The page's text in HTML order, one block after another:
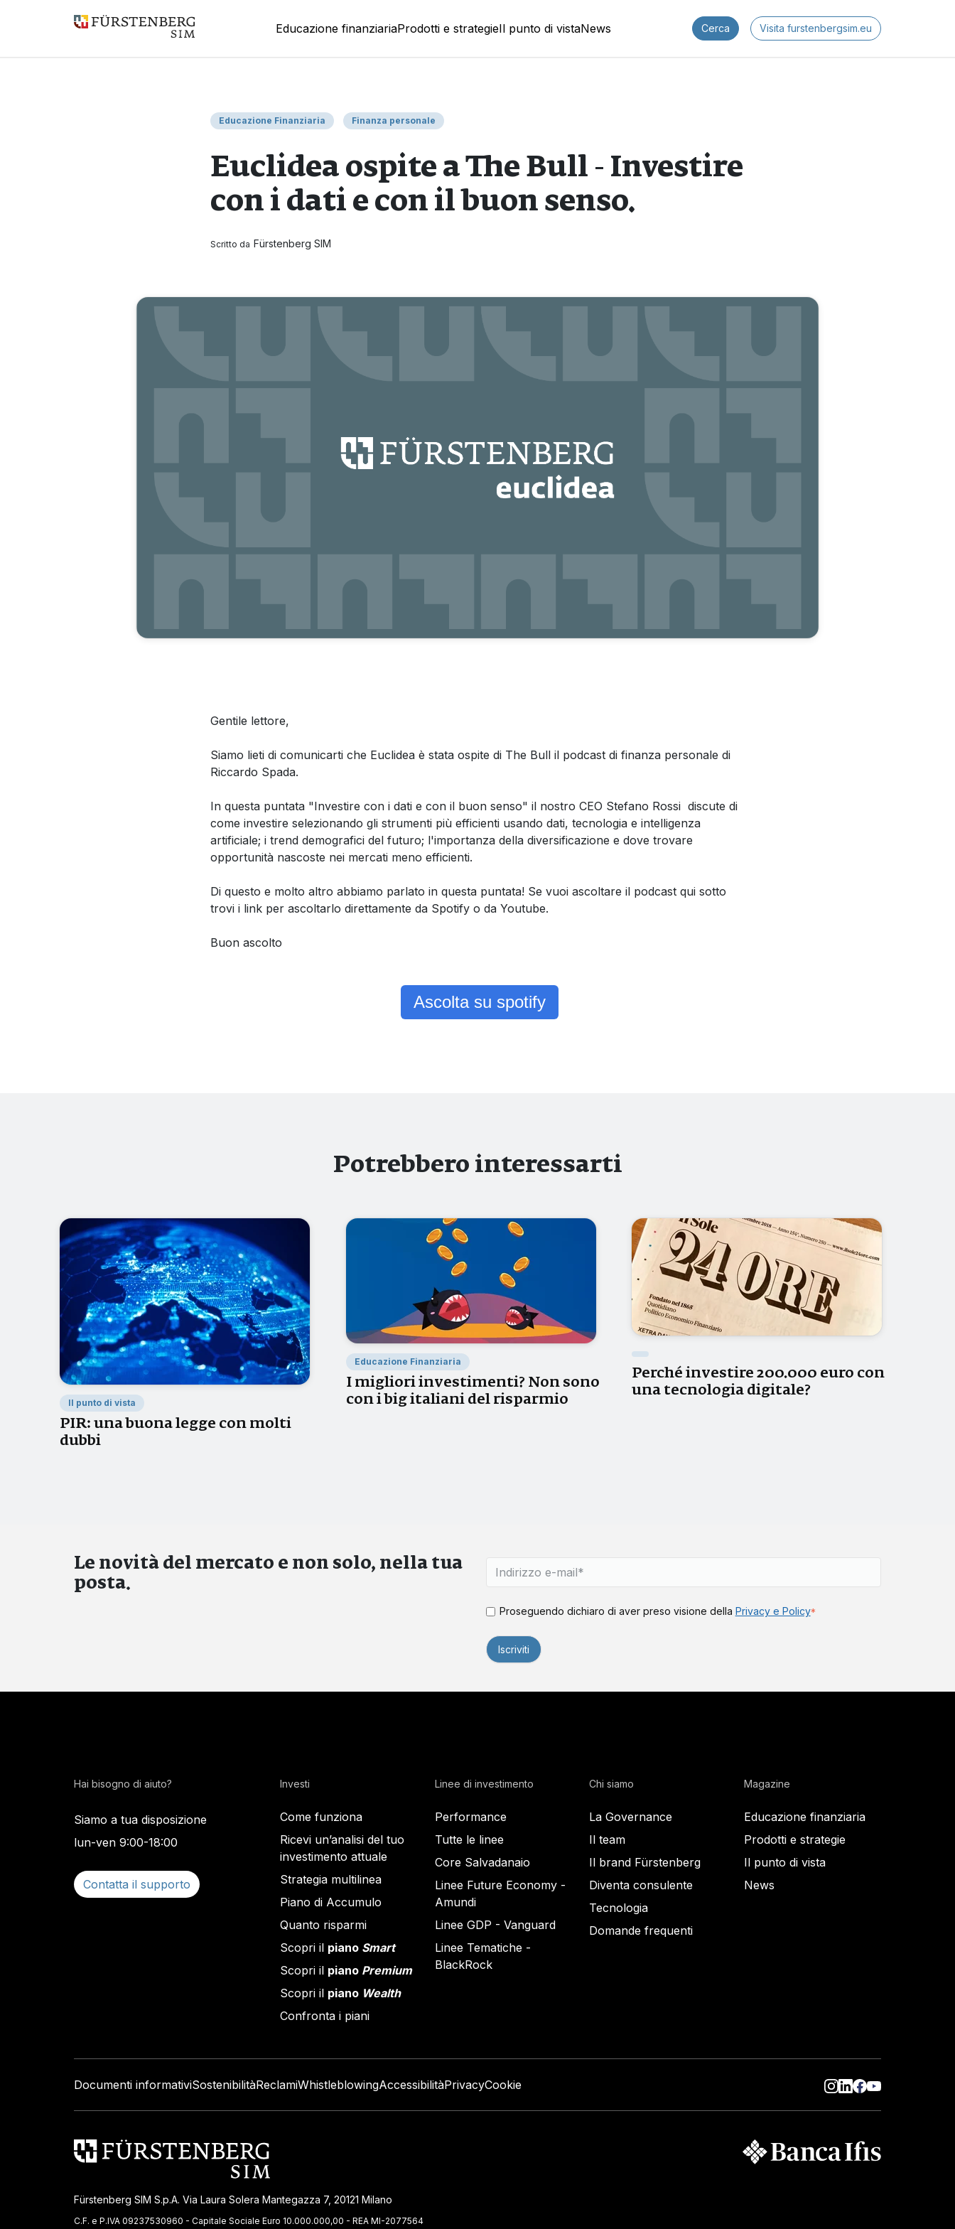
Educazione finanziariaProdotti e strategieIl punto di vistaNews Cerca Visita furstenbergsim.eu
Educazione Finanziaria Finanza personale
Euclidea ospite a The Bull - Investire
con i dati e con il buon senso.
Scritto da Fürstenberg SIM
Gentile lettore,
Siamo lieti di comunicarti che Euclidea è stata ospite di The Bull il podcast di finanza personale di
Riccardo Spada.
In questa puntata "Investire con i dati e con il buon senso" il nostro CEO Stefano Rossi discute di
come investire selezionando gli strumenti più efficienti usando dati, tecnologia e intelligenza
artificiale; i trend demografici del futuro; l'importanza della diversificazione e dove trovare
opportunità nascoste nei mercati meno efficienti.
Di questo e molto altro abbiamo parlato in questa puntata! Se vuoi ascoltare il podcast qui sotto
trovi i link per ascoltarlo direttamente da Spotify o da Youtube.
Buon ascolto
Ascolta su spotify
Potrebbero interessarti
Il punto di vista
PIR: una buona legge con molti
dubbi
Educazione Finanziaria
I migliori investimenti? Non sono
con i big italiani del risparmio
Perché investire 200.000 euro con
una tecnologia digitale?
Le novità del mercato e non solo, nella tua
posta.
Proseguendo dichiaro di aver preso visione della Privacy e Policy*
Hai bisogno di aiuto?
Siamo a tua disposizione
lun-ven 9:00-18:00
Contatta il supporto
Investi
Come funziona
Ricevi un’analisi del tuo
investimento attuale
Strategia multilinea
Piano di Accumulo
Quanto risparmi
Scopri il piano Smart
Scopri il piano Premium
Scopri il piano Wealth
Confronta i piani
Linee di investimento
Performance
Tutte le linee
Core Salvadanaio
Linee Future Economy -
Amundi
Linee GDP - Vanguard
Linee Tematiche -
BlackRock
Chi siamo
La Governance
Il team
Il brand Fürstenberg
Diventa consulente
Tecnologia
Domande frequenti
Magazine
Educazione finanziaria
Prodotti e strategie
Il punto di vista
News
Documenti informativiSostenibilitàReclamiWhistleblowingAccessibilitàPrivacyCookie
Fürstenberg SIM S.p.A. Via Laura Solera Mantegazza 7, 20121 Milano
C.F. e P.IVA 09237530960 - Capitale Sociale Euro 10.000.000,00 - REA MI-2077564